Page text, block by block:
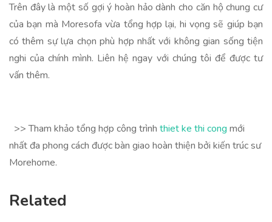
Trên đây là một số gợi ý hoàn hảo dành cho căn hộ chung cư
của bạn mà Moresofa vừa tổng hợp lại, hi vọng sẽ giúp bạn
có thêm sự lựa chọn phù hợp nhất với không gian sống tiện
nghi của chính mình. Liên hệ ngay với chúng tôi để được tư
vấn thêm.
>> Tham khảo tổng hợp công trình thiet ke thi cong mới
nhất đa phong cách được bàn giao hoàn thiện bởi kiến trúc sư
Morehome.
Related